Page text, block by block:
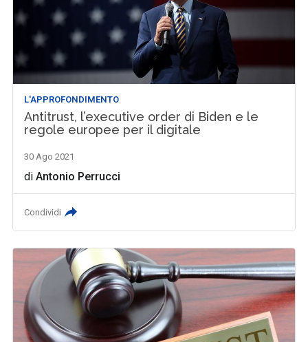
L'APPROFONDIMENTO
Antitrust, l’executive order di Biden e le
regole europee per il digitale
30 Ago 2021
diAntonio Perrucci
Condividi